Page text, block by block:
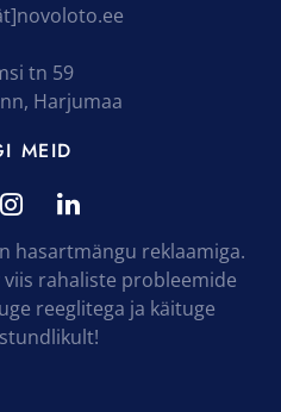
hasartmängu reklaamiga.
rahaliste probleemide
reeglitega ja käituge
tn 59
Harjumaa
MEID